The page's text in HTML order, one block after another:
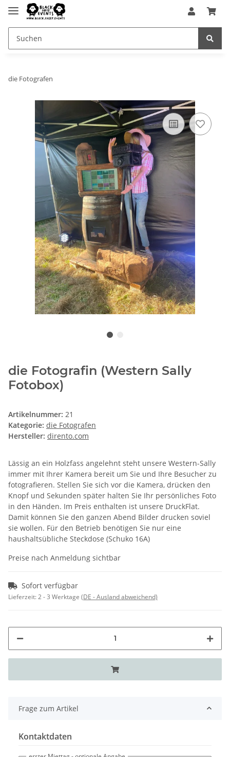
die Fotografen
die Fotografin (Western Sally
Fotobox)
Artikelnummer: 21
Kategorie: die Fotografen
Hersteller: dirento.com
Lässig an ein Holzfass angelehnt steht unsere Western-Sally
immer mit Ihrer Kamera bereit um Sie und Ihre Besucher zu
fotografieren. Stellen Sie sich vor die Kamera, drücken den
Knopf und Sekunden später halten Sie Ihr persönliches Foto
in den Händen. Im Preis enthalten ist unsere DruckFlat.
Damit können Sie den ganzen Abend Bilder drucken soviel
sie wollen. Für den Betrieb benötigen Sie nur eine
haushaltsübliche Steckdose (Schuko 16A)
Preise nach Anmeldung sichtbar
Sofort verfügbar
Lieferzeit:2 - 3 Werktage (DE - Ausland abweichend)
Frage zum Artikel
Kontaktdaten